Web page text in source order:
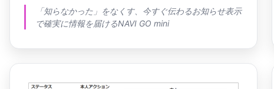
情
「知らなかった」をなくす、今すぐ伝わるお知らせ表示
で確実に情報を届けるNAVI GO mini